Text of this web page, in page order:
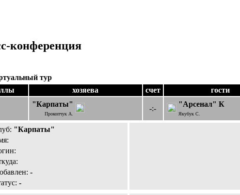
конференция
тур
хозяева счет гости
"Карпаты"
Прокопчук А.
-:-
"Арсенал" К
Якубук С.
"Карпаты"
-
-